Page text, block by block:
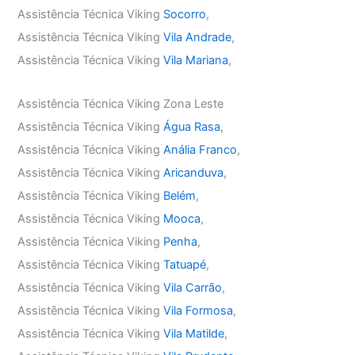
Assistência Técnica Viking Socorro,
Assistência Técnica VikingVila Andrade,
Assistência Técnica VikingVila Mariana,
Assistência Técnica Viking Zona Leste
Assistência Técnica VikingÁgua Rasa,
Assistência Técnica VikingAnália Franco,
Assistência Técnica VikingAricanduva,
Assistência Técnica Viking Belém,
Assistência Técnica Viking Mooca,
Assistência Técnica Viking Penha,
Assistência Técnica VikingTatuapé,
Assistência Técnica VikingVila Carrão,
Assistência Técnica VikingVila Formosa,
Assistência Técnica VikingVila Matilde,